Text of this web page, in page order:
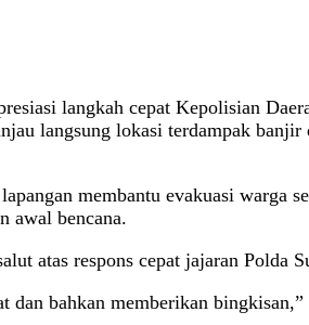
langkah cepat Kepolisian
langsung lokasi terdampak
membantu evakuasi warga
awal bencana.
atas respons cepat jajaran Polda
bahkan memberikan